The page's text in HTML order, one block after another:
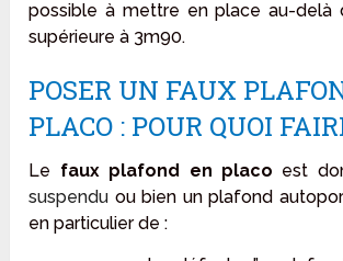
possible à mettre en place au-delà
supérieure à 3m90.
POSER UN FAUX
PLACO : POUR QUOI
Le faux plafond en placo est
suspendu ou bien un plafond
en particulier de :